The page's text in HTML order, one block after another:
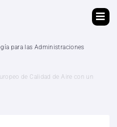
para las Administraciones
de Calidad de Aire con un